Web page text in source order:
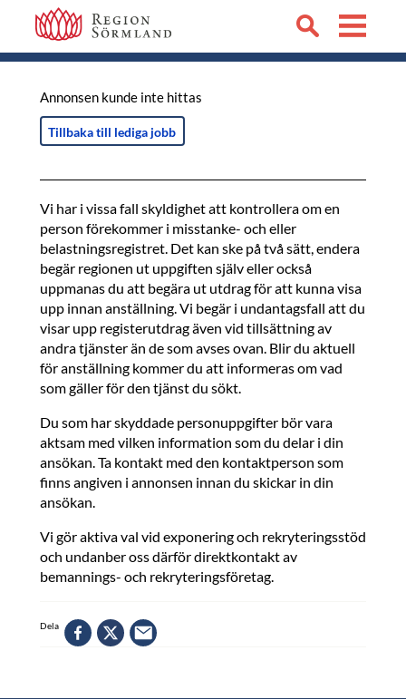
Annonsen kunde inte hittas
Tillbaka till lediga jobb
Vi har i vissa fall skyldighet att kontrollera om en
person förekommer i misstanke- och eller
belastningsregistret. Det kan ske på två sätt, endera
begär regionen ut uppgiften själv eller också
uppmanas du att begära ut utdrag för att kunna visa
upp innan anställning. Vi begär i undantagsfall att du
visar upp registerutdrag även vid tillsättning av
andra tjänster än de som avses ovan. Blir du aktuell
för anställning kommer du att informeras om vad
som gäller för den tjänst du sökt.
Du som har skyddade personuppgifter bör vara
aktsam med vilken information som du delar i din
ansökan. Ta kontakt med den kontaktperson som
finns angiven i annonsen innan du skickar in din
ansökan.
Vi gör aktiva val vid exponering och rekryteringsstöd
och undanber oss därför direktkontakt av
bemannings- och rekryteringsföretag.
Dela